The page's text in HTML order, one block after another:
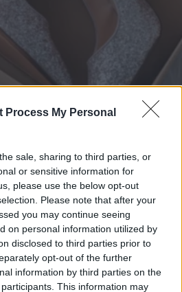
Process My Personal
sale, sharing to third parties, or
or sensitive information for
please use the below opt-out
Please note that after your
you may continue seeing
on personal information utilized by
disclosed to third parties prior to
opt-out of the further
information by third parties on the
participants. This information may
a Capodanno?
outfit
realizzare un outfit per il nuovo
abbinando accessori e scarpe da
look nel miglior modo possibile.